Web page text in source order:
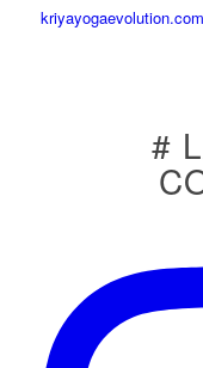
kriyayogaevolution.com
#